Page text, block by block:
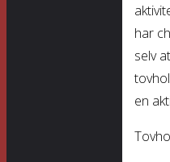
har
selv
en